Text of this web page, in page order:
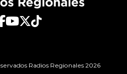
Radios Regionales 2026